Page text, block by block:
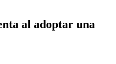
al adoptar una